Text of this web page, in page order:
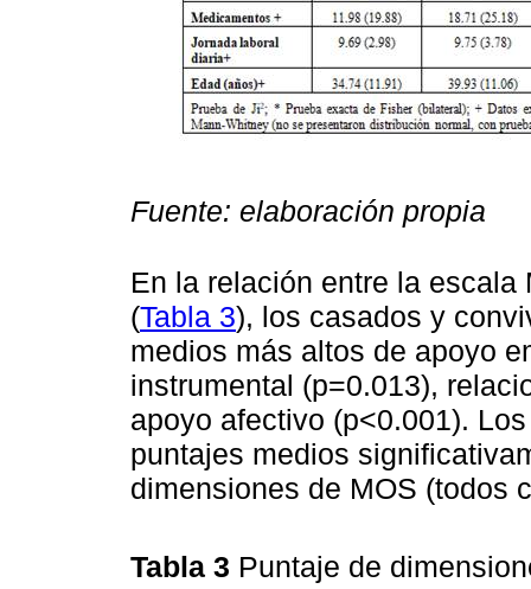
Fuente: elaboración propia
En la relación entre la
(Tabla 3), los casados y
medios más altos de apoyo
instrumental (p=0.013),
apoyo afectivo (p<0.001).
puntajes medios
dimensiones de MOS (todos
Tabla 3 Puntaje de